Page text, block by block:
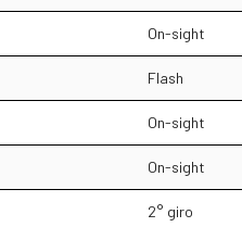
On-sight
Flash
On-sight
On-sight
2° giro